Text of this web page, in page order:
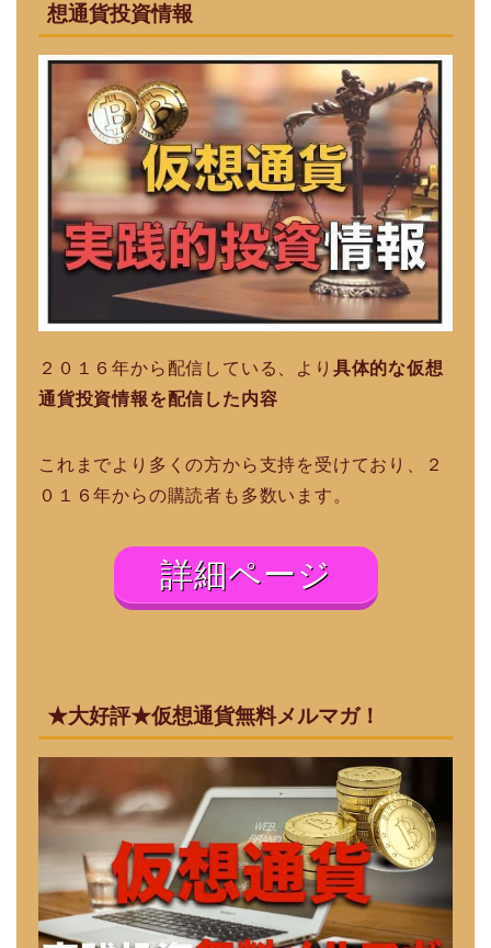
想通貨投資情報
２０１６年から配信している、より 具体的な仮想
通貨投資情報を配信した内容
これまでより多くの方から支持を受けており、２
０１６年からの購読者も多数います。
詳細ページ
★大好評★仮想通貨無料メルマガ！